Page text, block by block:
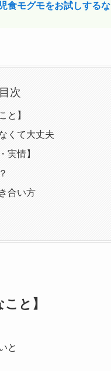
食モグモをお試しする
目次
と】
くて大丈夫
実情】
合い方
と】
と